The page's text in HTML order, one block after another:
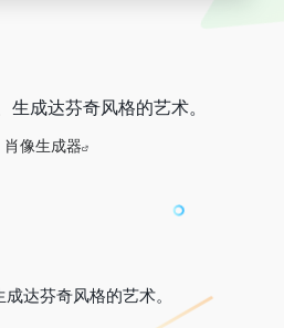
成达芬奇风格的艺术。
肖像生成器
达芬奇风格的艺术。